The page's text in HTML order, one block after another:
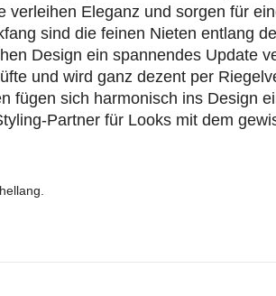
verleihen Eleganz und sorgen für
sind die feinen Nieten entlang
Design ein spannendes Update
und wird ganz dezent per
fügen sich harmonisch ins Design
Partner für Looks mit dem